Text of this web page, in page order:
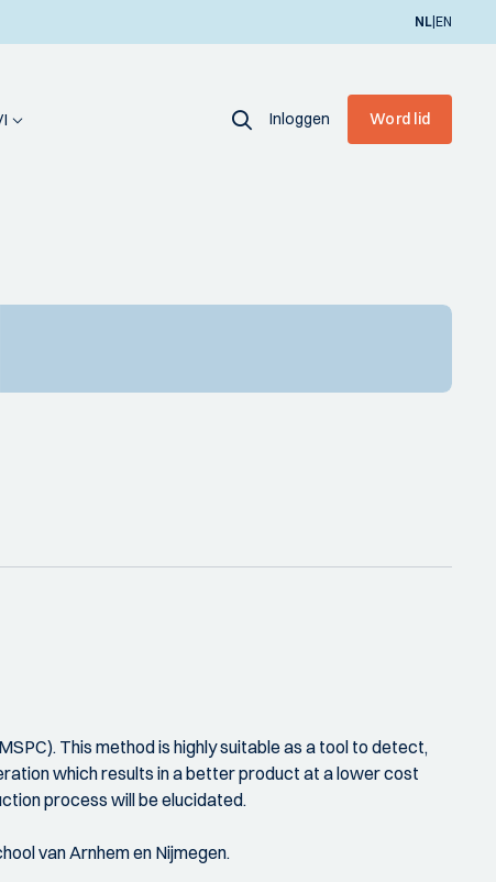
NL|EN
Inloggen Word lid
This method is highly suitable as a tool to detect,
which results in a better product at a lower cost
process will be elucidated.
van Arnhem en Nijmegen.